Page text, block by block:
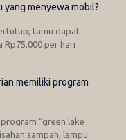
yang menyewa mobil?
tamu dapat
Rp75.000 per hari
memiliki program
“green lake
sampah, lampu